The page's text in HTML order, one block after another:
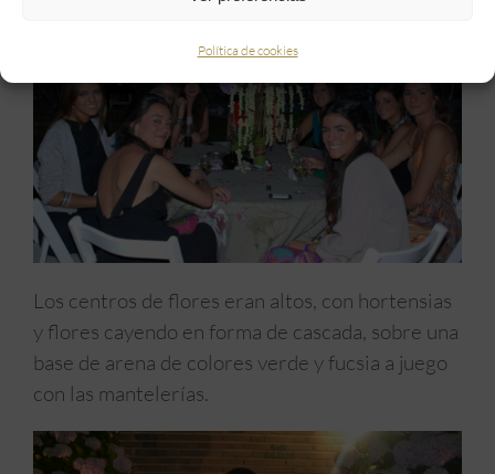
Política de cookies
Los centros de flores eran altos, con hortensias
y flores cayendo en forma de cascada, sobre una
base de arena de colores verde y fucsia a juego
con las mantelerías.